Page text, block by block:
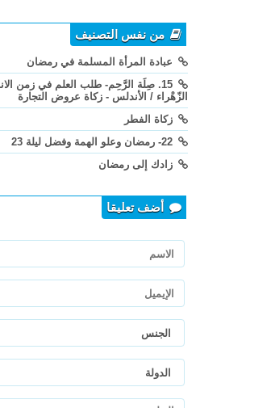
من نفس التصنيف
عبادة المرأة المسلمة في رمضان
15. صِلَة الرَّحِم- طلب العلم في زمن
الزّهْراء / الأندلس - زكاة عروض التجارة
زكاة الفطر
زادك إلى رمضان
أضف تعليقا